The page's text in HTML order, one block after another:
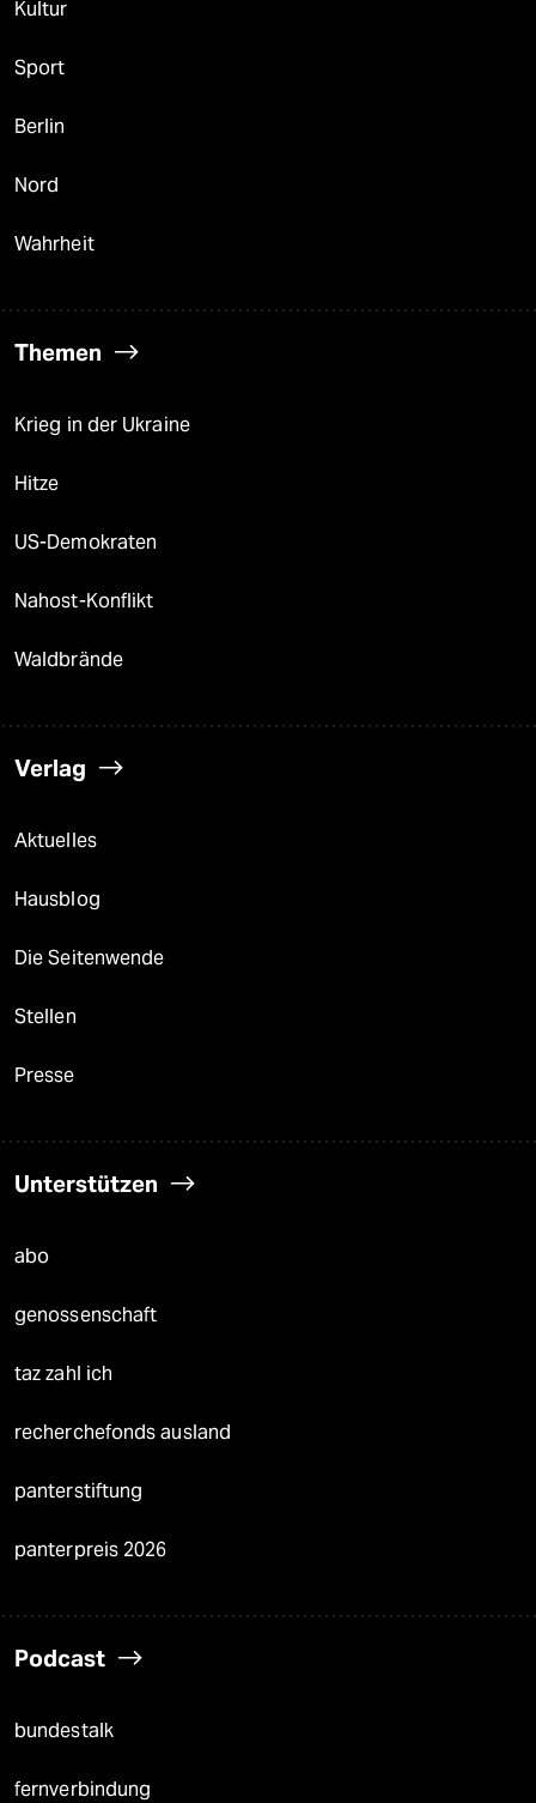
Kultur
Sport
Berlin
Nord
Wahrheit
Themen
Krieg in der Ukraine
Hitze
US-Demokraten
Nahost-Konflikt
Waldbrände
Verlag
Aktuelles
Hausblog
Die Seitenwende
Stellen
Presse
Unterstützen
abo
genossenschaft
taz zahl ich
recherchefonds ausland
panterstiftung
panterpreis 2026
Podcast
bundestalk
fernverbindung